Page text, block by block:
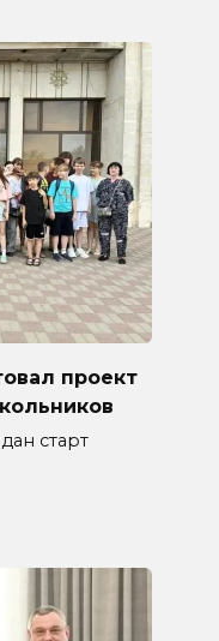
проект
старт